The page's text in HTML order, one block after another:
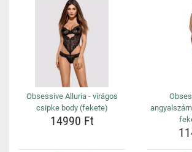
Obsessive Alluria - virágos
csipke body (fekete)
14990 Ft